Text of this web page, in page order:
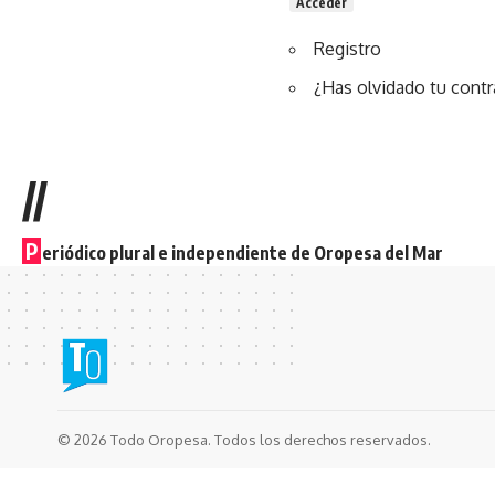
Registro
¿Has olvidado tu
//
P eriódico plural e independiente de Oropesa del Mar
© 2026 Todo Oropesa. Todos los derechos reservados.